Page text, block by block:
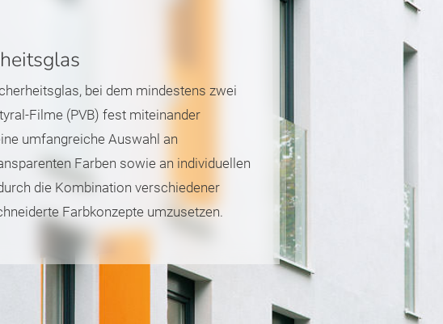
bei dem mindestens zwei
Filme (PVB) fest miteinander
umfangreiche Auswahl an
Farben sowie an individuellen
die Kombination verschiedener
Farbkonzepte umzusetzen.